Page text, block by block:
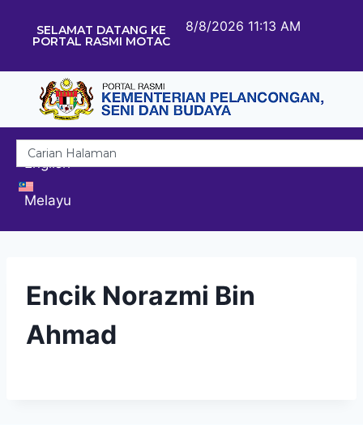
SELAMAT DATANG KE
PORTAL RASMI MOTAC
8/8/2026 11:13 AM
English
Melayu
Encik Norazmi Bin
Ahmad